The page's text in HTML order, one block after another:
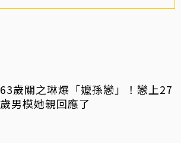
63歲關之琳爆「嬤孫戀」！戀上27
歲男模她親回應了